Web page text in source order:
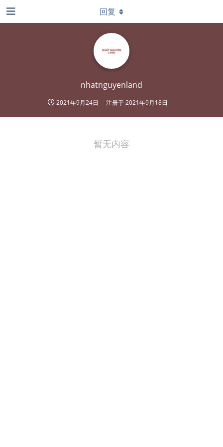
nhatnguyenland
2021年9月24日 注册于2021年9月18日
回复
暂无内容